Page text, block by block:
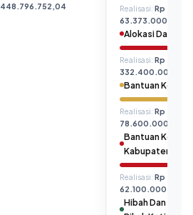
448.796.752,04
Realisasi: Rp
63.373.000,00
Alokasi Dana
Realisasi: Rp
332.400.000,00
Bantuan
Realisasi: Rp
78.600.000,00
Bantuan
Kabupaten/
Realisasi: Rp
62.100.000,00
Hibah Dan